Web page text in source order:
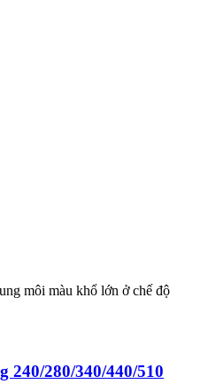
môi màu khổ lớn ở chế độ
240/280/340/440/510